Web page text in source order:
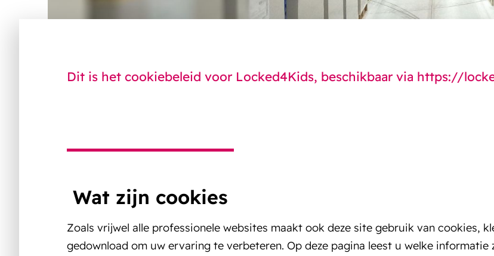
Dit is het cookiebeleid voor Locked4Kids, beschikbaar via https://
Wat zijn cookies
Zoals vrijwel alle professionele websites maakt ook deze site gebruik van cookies,
gedownload om uw ervaring te verbeteren. Op deze pagina leest u welke informatie